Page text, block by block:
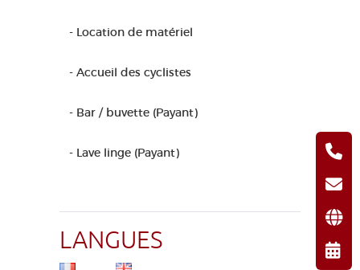
- Location de matériel
- Accueil des cyclistes
- Bar / buvette (Payant)
- Lave linge (Payant)
LANGUES